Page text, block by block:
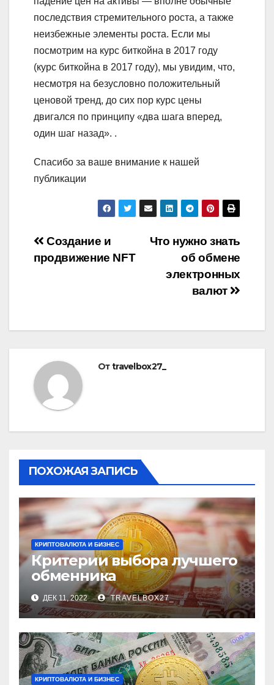
последствия стремительного роста, а также
неизбежные элементы роста. Если мы
посмотрим на курс биткойна в 2017 году
(курс биткойна в 2017 году), мы увидим, что,
несмотря на безусловно положительный
ценовой тренд, до сих пор курс цены
двигался по принципу «два шага вперед,
один шаг назад». .
Спасибо за ваше внимание к нашей
публикации
Навигация
по
Что нужно знать
об обмене
электронных
валют
Создание и
продвижение NFT
Отtravelbox27_
ПОХОЖАЯ ЗАПИСЬ
КРИПТОВАЛЮТА И БИЗНЕС
Критерии выбора лучшего
обменника
ДЕК 11, 2022 TRAVELBOX27_
КРИПТОВАЛЮТА И БИЗНЕС